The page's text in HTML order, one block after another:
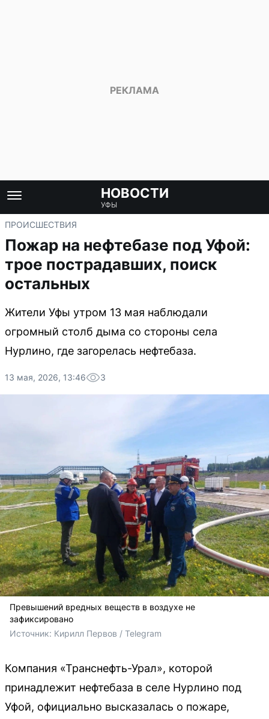
НОВОСТИ
УФЫ
ПРОИСШЕСТВИЯ
Пожар на нефтебазе под Уфой:
трое пострадавших, поиск
остальных
Жители Уфы утром 13 мая наблюдали
огромный столб дыма со стороны села
Нурлино, где загорелась нефтебаза.
13 мая, 2026, 13:46 3
Превышений вредных веществ в воздухе не
зафиксировано
Источник: Кирилл Первов / Telegram
Компания «Транснефть-Урал», которой
принадлежит нефтебаза в селе Нурлино под
Уфой, официально высказалась о пожаре,